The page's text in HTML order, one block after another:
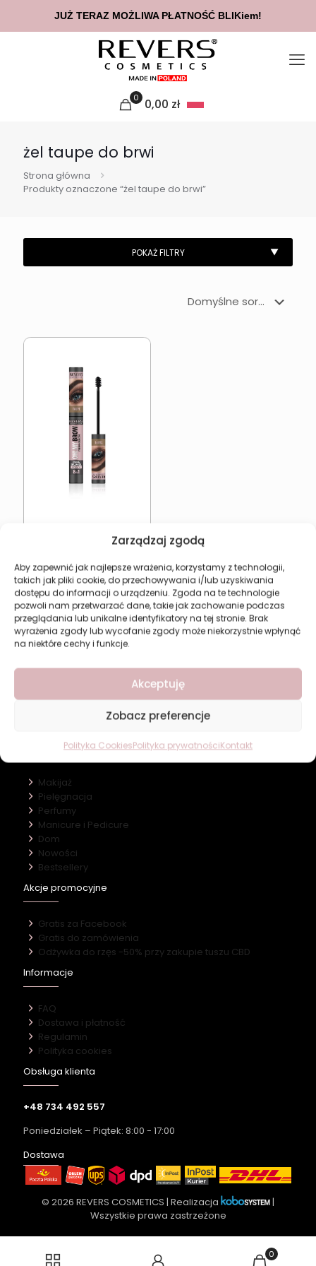
Zarządzaj zgodą
Aby zapewnić jak najlepsze wrażenia, korzystamy z technologii,
takich jak pliki cookie, do przechowywania i/lub uzyskiwania
dostępu do informacji o urządzeniu. Zgoda na te technologie
pozwoli nam przetwarzać dane, takie jak zachowanie podczas
przeglądania lub unikalne identyfikatory na tej stronie. Brak
wyrażenia zgody lub wycofanie zgody może niekorzystnie wpłynąć
na niektóre cechy i funkcje.
Akceptuję
Zobacz preferencje
Polityka CookiesPolityka prywatnościKontakt
0 0,00 zł
żel taupe do brwi
Strona główna
Produkty oznaczone “żel taupe do brwi”
Maskara do brwi taupe
REVERS OH! MY BROW
12,99zł
Dodaj do koszyka
O firmie
Kategorie
Makijaż
Pielęgnacja
Perfumy
Manicure i Pedicure
Dom
Nowości
Bestsellery
Akcje promocyjne
Gratis za Facebook
Gratis do zamówienia
Odżywka do rzęs -50% przy zakupie tuszu CBD
Informacje
FAQ
Dostawa i płatność
Regulamin
Polityka cookies
Obsługa klienta
+48 734 492 557
Poniedziałek – Piątek: 8:00 - 17:00
Dostawa
© 2026 REVERS COSMETICS | Realizacja
|
Wszystkie prawa zastrzeżone
0
JUŻ TERAZ MOŻLIWA PŁATNOŚĆ BLIKiem!